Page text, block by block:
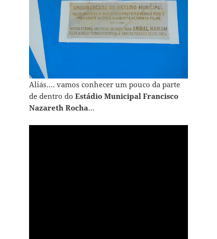
Aliás…. vamos conhecer um pouco da parte
de dentro do Estádio Municipal Francisco
Nazareth Rocha…